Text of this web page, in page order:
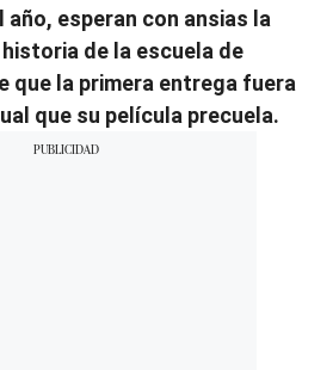
esperan con ansias la
de la escuela de
que la primera entrega fuera
que su película precuela.